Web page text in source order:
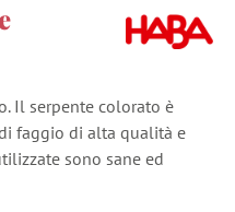
Il serpente colorato è
faggio di alta qualità e
sono sane ed